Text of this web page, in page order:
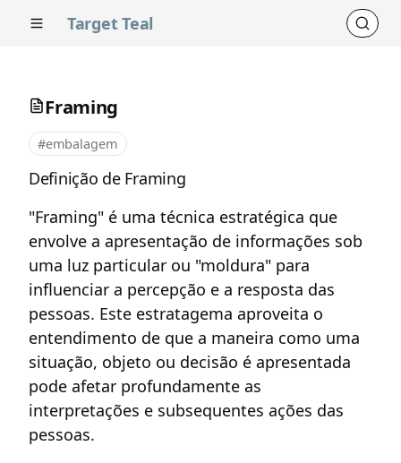
Target Teal
Framing
#embalagem
Definição de Framing
"Framing" é uma técnica estratégica que
envolve a apresentação de informações sob
uma luz particular ou "moldura" para
influenciar a percepção e a resposta das
pessoas. Este estratagema aproveita o
entendimento de que a maneira como uma
situação, objeto ou decisão é apresentada
pode afetar profundamente as
interpretações e subsequentes ações das
pessoas.